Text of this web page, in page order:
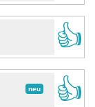
👍
neu
👍